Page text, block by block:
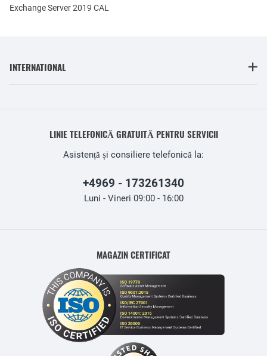
Exchange Server 2019 CAL
INTERNATIONAL
LINIE TELEFONICĂ GRATUITĂ PENTRU SERVICII
Asistență și consiliere telefonică la:
+4969 - 173261340
Luni - Vineri 09:00 - 16:00
MAGAZIN CERTIFICAT